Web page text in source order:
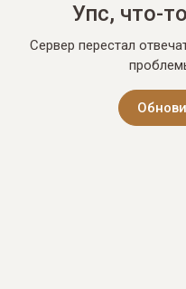
Упс, что-
Сервер перестал